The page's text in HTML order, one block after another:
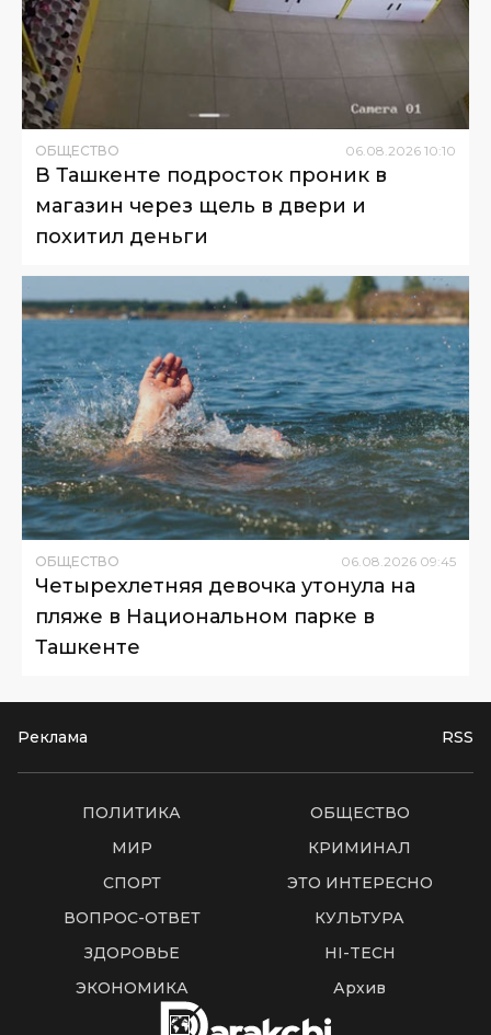
ОБЩЕСТВО 06.08.2026 10:10
В Ташкенте подросток проник в
магазин через щель в двери и
похитил деньги
ОБЩЕСТВО 06 08 2026 09:45
Четырехлетняя девочка утонула на
пляже в Национальном парке в
Ташкенте
Реклама RSS
ПОЛИТИКА
ОБЩЕСТВО
МИР
КРИМИНАЛ
СПОРТ
ЭТО ИНТЕРЕСНО
ВОПРОС-ОТВЕТ
КУЛЬТУРА
ЗДОРОВЬЕ
HI-TECH
ЭКОНОМИКА
Архив